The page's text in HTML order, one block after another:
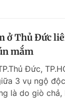
ở Thủ Đức
mắm
Đức,
3 vụ ngộ
là do giò chả,